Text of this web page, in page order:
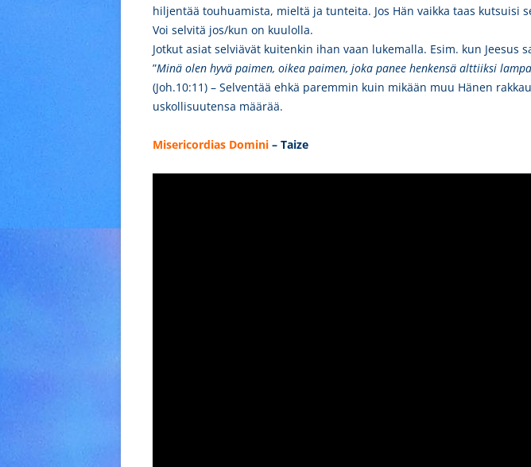
hiljentää touhuamista, mieltä ja tunteita. Jos Hän vaikka taas kutsuisi
Voi selvitä jos/kun on kuulolla.
Jotkut asiat selviävät kuitenkin ihan vaan lukemalla. Esim. kun Jeesus
”Minä olen hyvä paimen, oikea paimen, joka panee henkensä alttiiksi
(Joh.10:11) – Selventää ehkä paremmin kuin mikään muu Hänen
uskollisuutensa määrää.
Misericordias Domini – Taize